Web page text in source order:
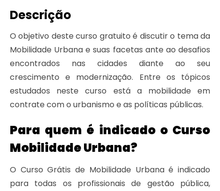
Descrição
O objetivo deste curso gratuito é discutir o tema da
Mobilidade Urbana e suas facetas ante ao desafios
encontrados nas cidades diante ao seu
crescimento e modernização. Entre os tópicos
estudados neste curso está a mobilidade em
contrate com o urbanismo e as políticas públicas.
Para quem é indicado o Curso
Mobilidade Urbana?
O Curso Grátis de Mobilidade Urbana é indicado
para todas os profissionais de gestão pública,